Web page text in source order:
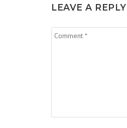
LEAVE A REPLY